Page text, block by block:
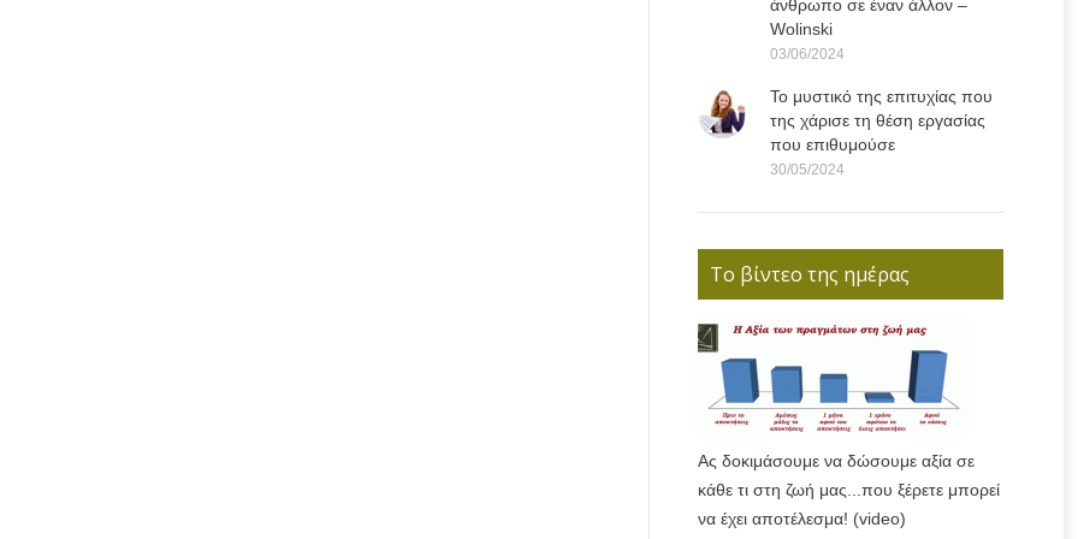
άνθρωπο σε έναν άλλον –
Wolinski
03/06/2024
Το μυστικό της επιτυχίας που
της χάρισε τη θέση εργασίας
που επιθυμούσε
30/05/2024
Το βίντεο της ημέρας
Ας δοκιμάσουμε να δώσουμε αξία σε
κάθε τι στη ζωή μας...που ξέρετε μπορεί
να έχει αποτέλεσμα! (video)